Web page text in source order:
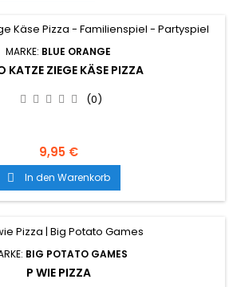
MARKE: BLUE ORANGE
KATZE ZIEGE KÄSE PIZZA
(0)
9,95 €
 In den Warenkorb
BIG POTATO GAMES
P WIE PIZZA